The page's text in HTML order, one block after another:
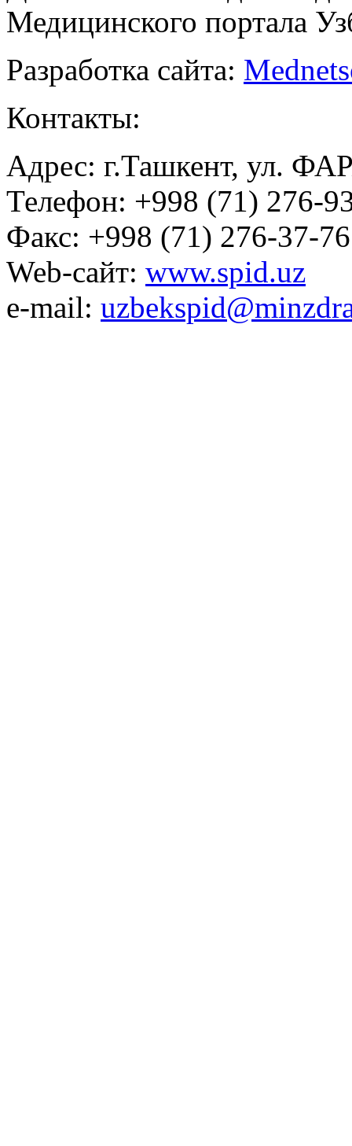
Медицинского портала
Разработка сайта:
Контакты:
Адрес: г.Ташкент, ул.
Телефон: +998 (71) 276-
Факс: +998 (71) 276-37-76
Web-сайт: www.spid.uz
e-mail: